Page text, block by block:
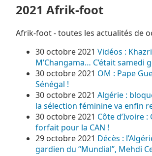
2021 Afrik-foot
Afrik-foot - toutes les actualités de
30 octobre 2021 Vidéos :
M’Changama… C’était samedi
30 octobre 2021 OM : Pape
Sénégal !
30 octobre 2021 Algérie :
la sélection féminine va enfin
30 octobre 2021 Côte d’Ivoire
forfait pour la CAN !
29 octobre 2021 Décès :
gardien du “Mundial”, Mehdi